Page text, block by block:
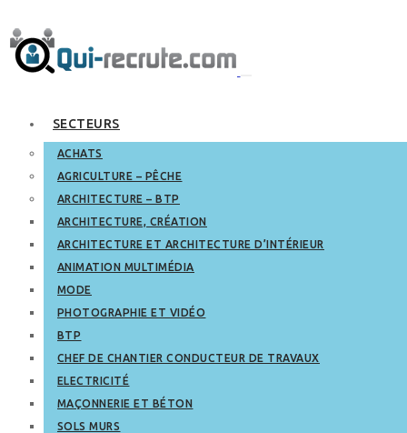
SECTEURS
ACHATS
AGRICULTURE – PÊCHE
ARCHITECTURE – BTP
ARCHITECTURE, CRÉATION
ARCHITECTURE ET ARCHITECTURE D’INTÉRIEUR
ANIMATION MULTIMÉDIA
MODE
PHOTOGRAPHIE ET VIDÉO
BTP
CHEF DE CHANTIER CONDUCTEUR DE TRAVAUX
ELECTRICITÉ
MAÇONNERIE ET BÉTON
SOLS MURS